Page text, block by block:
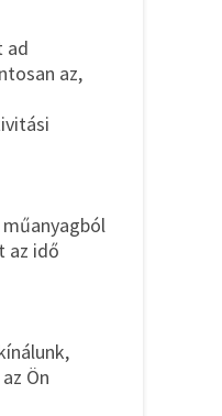
ad
az,
az idő
Ön